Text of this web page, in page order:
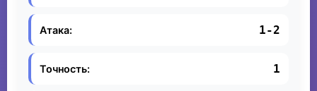
Атака: 1-2
Точность: 1